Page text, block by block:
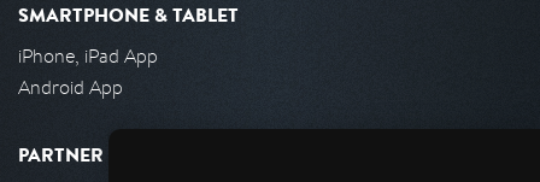
SMARTPHONE & TABLET
iPhone, iPad App
Android App
PARTNER